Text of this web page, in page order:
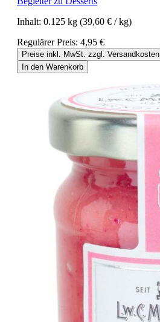
Inhalt: 0.125 kg (39,60 € / kg)
Regulärer Preis: 4,95 €
Preise inkl. MwSt. zzgl. Versandkosten
In den Warenkorb